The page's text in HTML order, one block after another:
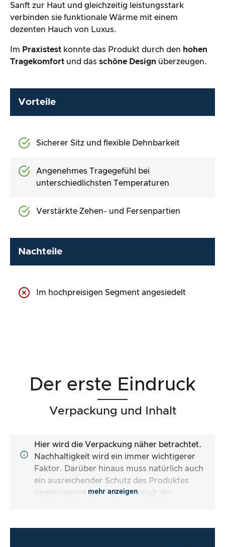
Sanft zur Haut und gleichzeitig leistungsstark
verbinden sie funktionale Wärme mit einem
dezenten Hauch von Luxus.
Im Praxistest konnte das Produkt durch den hohen
Tragekomfort und das schöne Design überzeugen.
Vorteile
Sicherer Sitz und flexible Dehnbarkeit
Angenehmes Tragegefühl bei
unterschiedlichsten Temperaturen
Verstärkte Zehen- und Fersenpartien
Nachteile
Im hochpreisigen Segment angesiedelt
Der erste Eindruck
Verpackung und Inhalt
Hier wird die Verpackung näher betrachtet.
Nachhaltigkeit wird ein immer wichtigerer
Faktor. Darüber hinaus muss natürlich auch
ein ausreichender Schutz des Produktes
gewährleistet sein. Ist der Inhalt der
direkt zu verwenden?
mehr anzeigen